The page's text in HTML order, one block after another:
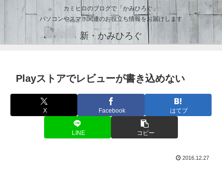
カミヒロのブログで「かみひろぐ」
パソコンやスマホ関連のお役立ち情報をお届けします
新・かみひろぐ
Playストアでレビューが書き込めない
X Facebook はてブ
LINE コピー
2016.12.27